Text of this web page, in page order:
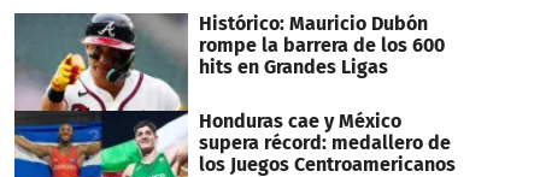
Histórico: Mauricio Dubón
rompe la barrera de los 600
hits en Grandes Ligas
Honduras cae y México
supera récord: medallero de
los Juegos Centroamericanos